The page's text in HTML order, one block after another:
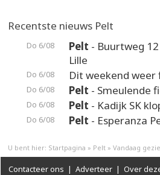
Recentste nieuws Pelt
Do 6/08 Pelt - Buurtweg
Lille
Do 6/08 Dit weekend
Do 6/08 Pelt - Smeulende
Do 6/08 Pelt - Kadijk SK
Do 6/08 Pelt - Esperanza
U bent hier: Startpagina » Pelt » Vandaag
Contacteer ons | Adverteer | Over